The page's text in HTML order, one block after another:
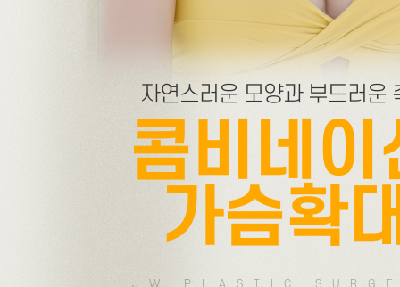
자연스러운 모양과 부드러운
콤비네이
가슴확